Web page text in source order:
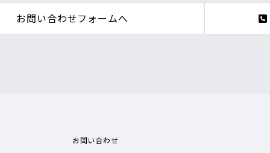
お問い合わせフォームへ
お問い合わせ